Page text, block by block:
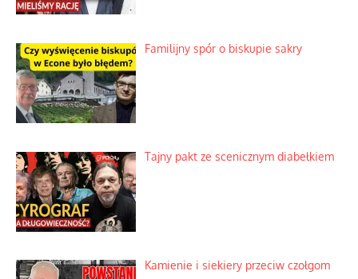
Familijny spór o biskupie sakry
Tajny pakt ze scenicznym diabełkiem
Kamienie i siekiery przeciw czołgom